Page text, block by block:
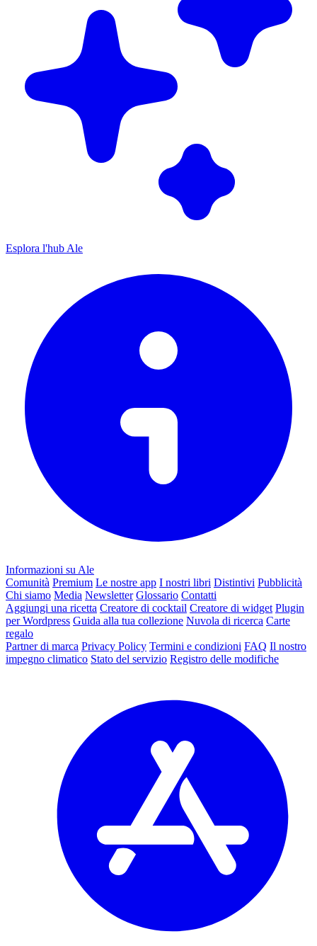
Esplora l'hub Ale
Informazioni su Ale
Comunità Premium Le nostre app I nostri libri Distintivi Pubblicità
Chi siamo Media Newsletter Glossario Contatti
Aggiungi una ricetta Creatore di cocktail Creatore di widget Plugin
per Wordpress Guida alla tua collezione Nuvola di ricerca Carte
regalo
Partner di marca Privacy Policy Termini e condizioni FAQ Il nostro
impegno climatico Stato del servizio Registro delle modifiche